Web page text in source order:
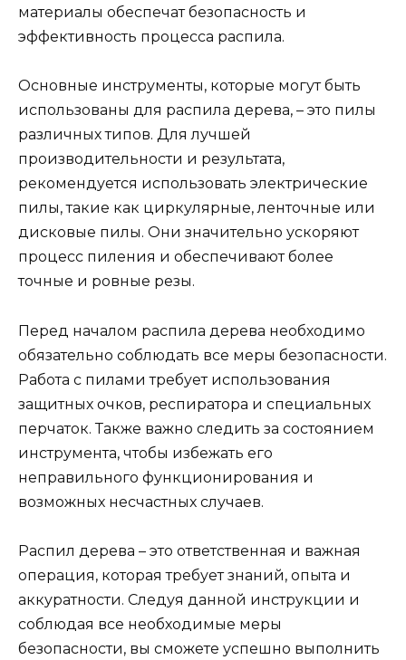
материалы обеспечат безопасность и
эффективность процесса распила.
Основные инструменты, которые могут быть
использованы для распила дерева, – это пилы
различных типов. Для лучшей
производительности и результата,
рекомендуется использовать электрические
пилы, такие как циркулярные, ленточные или
дисковые пилы. Они значительно ускоряют
процесс пиления и обеспечивают более
точные и ровные резы.
Перед началом распила дерева необходимо
обязательно соблюдать все меры безопасности.
Работа с пилами требует использования
защитных очков, респиратора и специальных
перчаток. Также важно следить за состоянием
инструмента, чтобы избежать его
неправильного функционирования и
возможных несчастных случаев.
Распил дерева – это ответственная и важная
операция, которая требует знаний, опыта и
аккуратности. Следуя данной инструкции и
соблюдая все необходимые меры
безопасности, вы сможете успешно выполнить